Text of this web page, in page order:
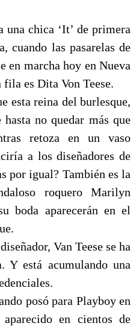
chica ‘It’ de primera
cuando las pasarelas de
en marcha hoy en Nueva
es Dita Von Teese.
esta reina del burlesque,
no quedar más que
retoza en un vaso
a los diseñadores de
por igual? También es la
roquero Marilyn
boda aparecerán en el
Van Teese se ha
Y está acumulando una
posó para Playboy en
en cientos de